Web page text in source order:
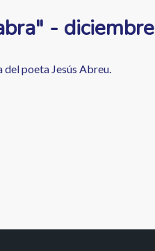
- diciembre
poeta Jesús Abreu.